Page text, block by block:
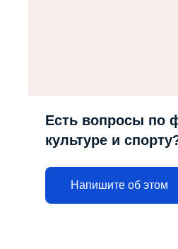
Есть вопросы по
культуре и
Напишите об этом